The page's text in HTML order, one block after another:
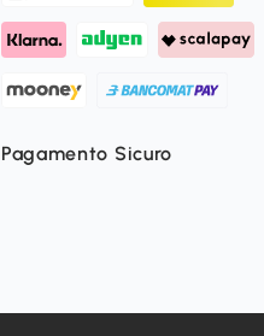
Pagamento Sicuro